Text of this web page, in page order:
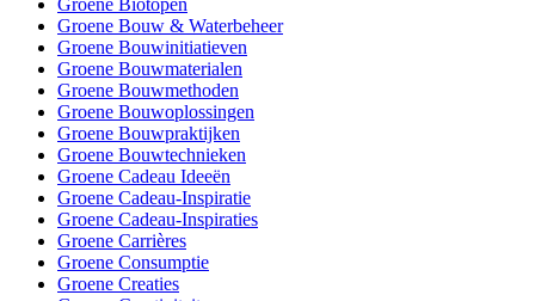
Groene Biotopen
Groene Bouw & Waterbeheer
Groene Bouwinitiatieven
Groene Bouwmaterialen
Groene Bouwmethoden
Groene Bouwoplossingen
Groene Bouwpraktijken
Groene Bouwtechnieken
Groene Cadeau Ideeën
Groene Cadeau-Inspiratie
Groene Cadeau-Inspiraties
Groene Carrières
Groene Consumptie
Groene Creaties